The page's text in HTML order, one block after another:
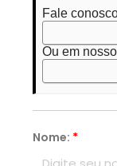
Fale
Ou em
Nome: *